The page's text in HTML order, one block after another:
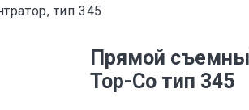
тип 345
Прямой
Тор-Со тип 345